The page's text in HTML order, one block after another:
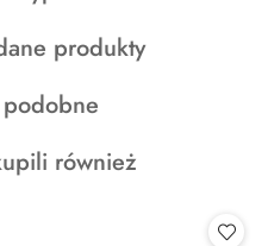
statusie:produkty
również